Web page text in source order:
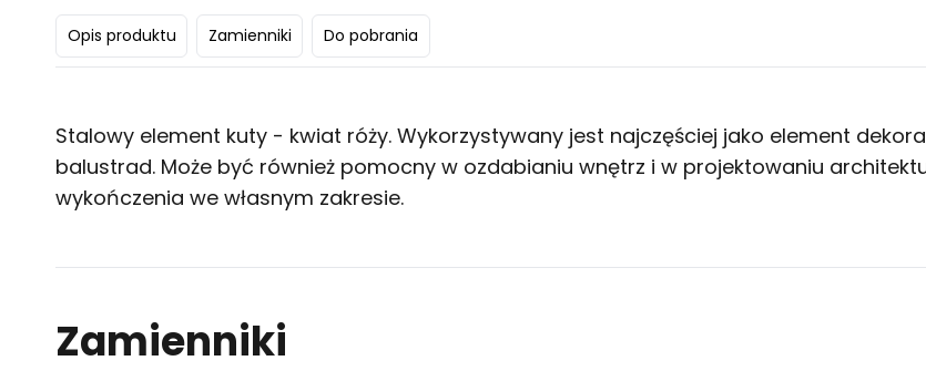
Opis produktu Zamienniki Do pobrania
Stalowy element kuty - kwiat róży. Wykorzystywany jest najczęściej jako element
balustrad. Może być również pomocny w ozdabianiu wnętrz i w projektowaniu
wykończenia we własnym zakresie.
Zamienniki